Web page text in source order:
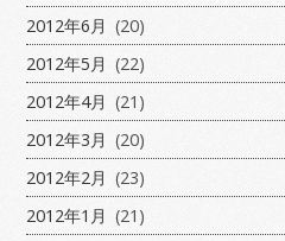
2012年6月 (20)
2012年5月 (22)
2012年4月 (21)
2012年3月 (20)
2012年2月 (23)
2012年1月 (21)